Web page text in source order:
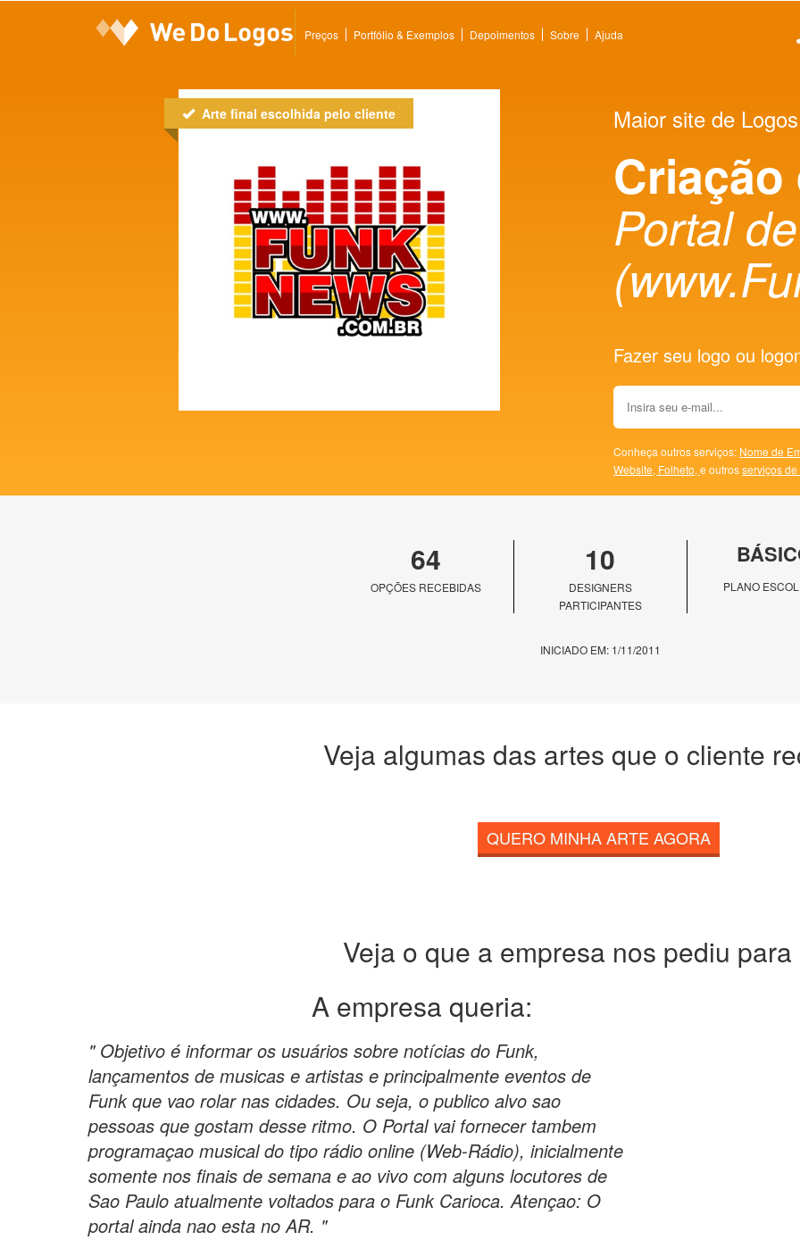
Preços Portfólio & Exemplos Depoimentos Sobre Ajuda
Arte final escolhida pelo cliente Maior site de
Criação
Portal
Fazer seu logo ou
Conheça outros serviços: Nome de
Website, Folheto, e outrosserviços
64
OPÇÕES RECEBIDAS
10
DESIGNERS
PARTICIPANTES
PLANO
INICIADO EM: 1/11/2011
Veja algumas das artes que o cliente
QUERO MINHA ARTE AGORA
Veja o que a empresa nos pediu para
A empresa queria:
" Objetivo é informar os usuários sobre notícias do Funk,
lançamentos de musicas e artistas e principalmente eventos de
Funk que vao rolar nas cidades. Ou seja, o publico alvo sao
pessoas que gostam desse ritmo. O Portal vai fornecer tambem
programaçao musical do tipo rádio online (Web-Rádio), inicialmente
somente nos finais de semana e ao vivo com alguns locutores de
Sao Paulo atualmente voltados para o Funk Carioca. Atençao: O
portal ainda nao esta no AR. "